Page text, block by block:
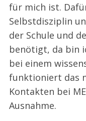
für mich ist.
Selbstdisziplin
der Schule und
benötigt, da bin
bei einem
funktioniert das
Kontakten bei
Ausnahme.